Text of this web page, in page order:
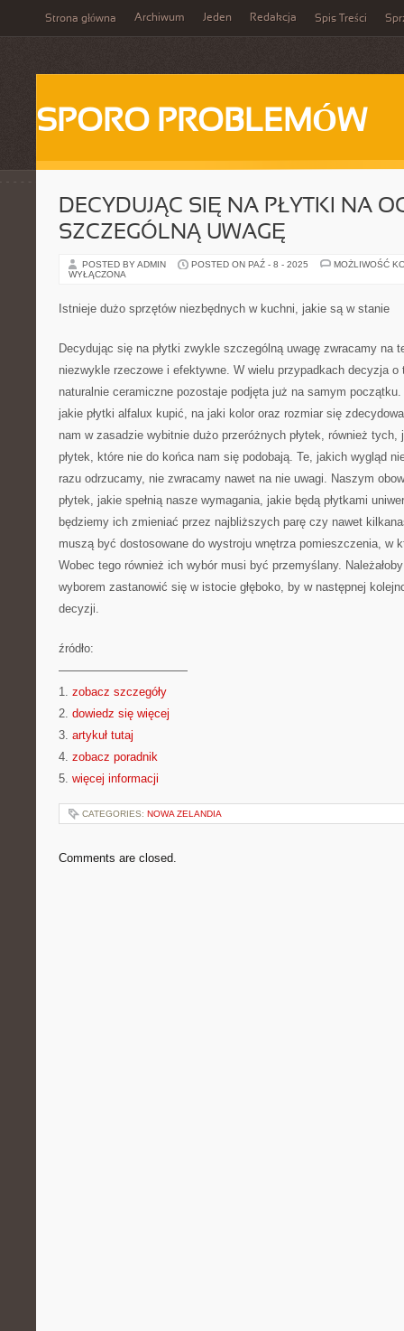
Strona główna Archiwum Jeden Redakcja Spis Treści
SPORO PROBLEMÓW
DECYDUJĄC SIĘ NA PŁYTKI NA
SZCZEGÓLNĄ UWAGĘ
POSTED BY ADMIN POSTED ON PAŹ - 8 - 2025
MOŻLIWOŚĆ
WYŁĄCZONA
Istnieje dużo sprzętów niezbędnych w kuchni, jakie są w stanie
Decydując się na płytki zwykle szczególną uwagę zwracamy na
niezwykle rzeczowe i efektywne. W wielu przypadkach decyzja o
naturalnie ceramiczne pozostaje podjęta już na samym
jakie płytki alfalux kupić, na jaki kolor oraz rozmiar się
nam w zasadzie wybitnie dużo przeróżnych płytek, również
płytek, które nie do końca nam się podobają. Te, jakich wygląd
razu odrzucamy, nie zwracamy nawet na nie uwagi. Naszym
płytek, jakie spełnią nasze wymagania, jakie będą płytkami
będziemy ich zmieniać przez najbliższych parę czy nawet
muszą być dostosowane do wystroju wnętrza pomieszczenia, w
Wobec tego również ich wybór musi być przemyślany.
wyborem zastanowić się w istocie głęboko, by w następnej
decyzji.
źródło:
———————————
1. zobacz szczegóły
2. dowiedz się więcej
3. artykuł tutaj
4. zobacz poradnik
5. więcej informacji
CATEGORIES: NOWA ZELANDIA
Comments are closed.